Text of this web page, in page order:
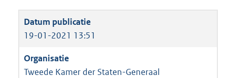
19-01-2021 13:51
Tweede Kamer der Staten-Generaal